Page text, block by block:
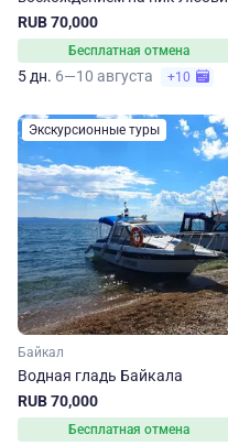
RUB 70,000
Бесплатная отмена
5 дн. 6—10 августа +10
Экскурсионные туры
Байкал
Водная гладь Байкала
RUB 70,000
Бесплатная отмена